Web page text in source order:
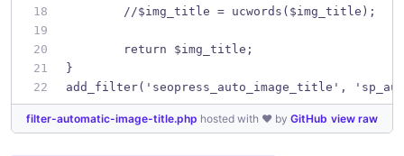
	//$img_title = ucwords($img_title);
	return $img_title;
}
add_filter('seopress_auto_image_title',
view raw
filter-automatic-image-title.php hosted with ❤ by GitHub